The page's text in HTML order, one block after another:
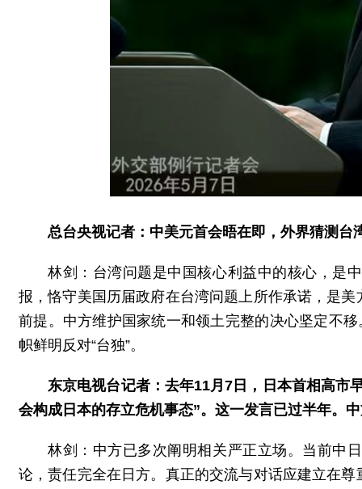
总台央视记者：中美元首会晤在即，外界猜测
林剑：台湾问题是中国核心利益中的核心，是
报，恪守美国历届政府在台湾问题上所作承诺，是
前提。中方维护国家统一和领土完整的决心坚定不
帜鲜明反对“台独”。
东京电视台记者：去年11月7日，日本首相高市
会构成日本的存立危机事态”。这一发言已过半年。
林剑：中方已多次阐明相关严正立场。当前中
论，责任完全在日方。真正的交流与对话应建立在